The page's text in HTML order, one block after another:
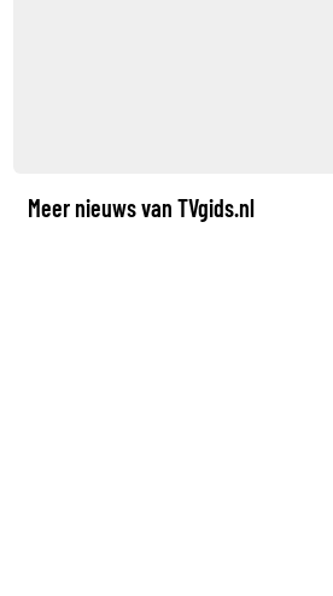
Meer nieuws van TVgids.nl